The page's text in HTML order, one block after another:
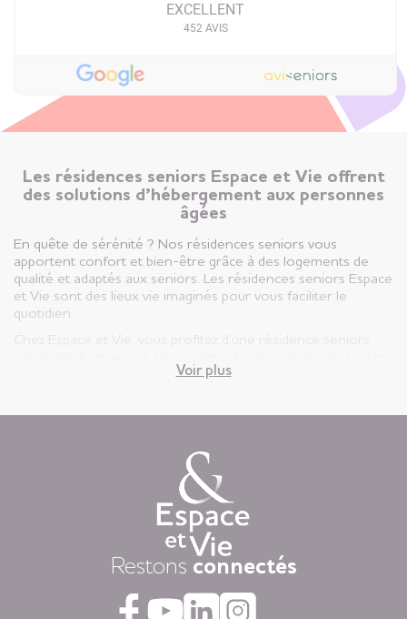
EXCELLENT
452 AVIS
Les résidences seniors Espace et Vie offrent
des solutions d’hébergement aux personnes
âgées
En quête de sérénité ? Nos résidences seniors vous
apportent confort et bien-être grâce à des logements de
qualité et adaptés aux seniors. Les résidences seniors Espace
et Vie sont des lieux vie imaginés pour vous faciliter le
quotidien.
vie privatif et vous êtes libre d’y vivre selon votre rythme et
Chaque jour, nous mettons à disposition des animations
variées auxquelles, vous restez libre d’y participer, une
restauration « fait-maison », et une aide à la personne
attentionnée, réalisée par des équipes de professionnels
Dans nos résidences pour personnes âgées vous vivez dans
la tranquillité grâce au dispositif d’appel d’urgence et la
coordination médicale inclues. Faites le choix du confort
avec la restauration, la blanchisserie, l’espace coiffure-beauté
Voir plus
Restons connectés